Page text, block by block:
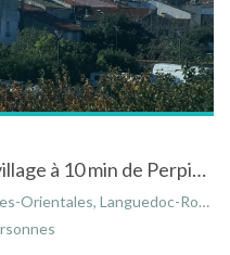
Guest housse au cœur d'un village à 10 min de Perpignan
Roussillon, Occitanie, France